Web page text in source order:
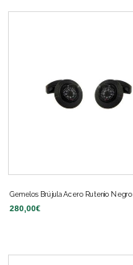
Gemelos Brújula Acero Rutenio Negro
280,00€